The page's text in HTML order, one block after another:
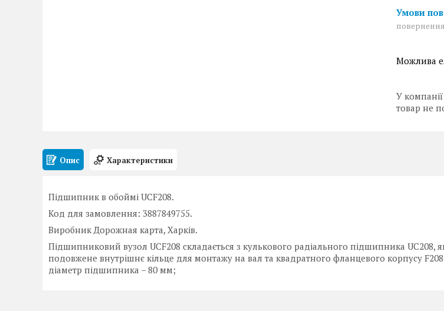
У
товар не
Опис Характеристики
Підшипник в обоймі UCF208.
Код для замовлення: 3887849755.
Виробник Дорожная карта, Харків.
Підшипниковий вузол UCF208 складається з кулькового радіального підшипника UС208,
подовжене внутрішнє кільце для монтажу на вал та квадратного фланцевого корпусу
діаметр підшипника – 80 мм;